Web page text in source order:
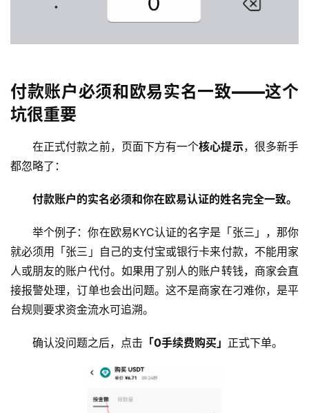
付款账户必须和欧易实名一致——这个
坑很重要
在正式付款之前，页面下方有一个核心提示，很多新手
都忽略了：
付款账户的实名必须和你在欧易认证的姓名完全一致。
举个例子：你在欧易KYC认证的名字是「张三」，那你
就必须用「张三」自己的支付宝或银行卡来付款，不能用家
人或朋友的账户代付。如果用了别人的账户转钱，商家会直
接报警处理，订单也会出问题。这不是商家在刁难你，是平
台规则要求资金流水可追溯。
确认没问题之后，点击 「0手续费购买」 正式下单。